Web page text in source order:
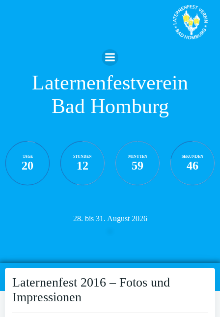
Laternenfestverein
Bad Homburg
TAGE
20
STUNDEN
12
MINUTEN
59
SEKUNDEN
45
28. bis 31. August 2026
Laternenfest 2016 – Fotos und
Impressionen